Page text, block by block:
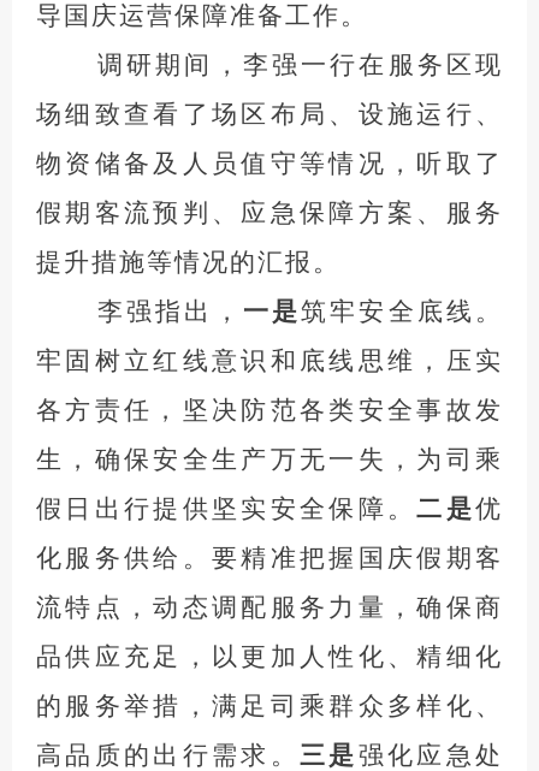
导国庆运营保障准备工作。
调研期间，李强一行在服务区现
场细致查看了场区布局、设施运行、
物资储备及人员值守等情况，听取了
假期客流预判、应急保障方案、服务
提升措施等情况的汇报。
李强指出， 一是筑牢安全底线。
牢固树立红线意识和底线思维，压实
各方责任，坚决防范各类安全事故发
生，确保安全生产万无一失，为司乘
假日出行提供坚实安全保障。二是优
化服务供给。要精准把握国庆假期客
流特点，动态调配服务力量，确保商
品供应充足，以更加人性化、精细化
的服务举措，满足司乘群众多样化、
高品质的出行需求。 三是强化应急处